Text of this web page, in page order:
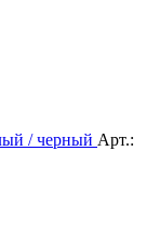
/ черный Арт.: